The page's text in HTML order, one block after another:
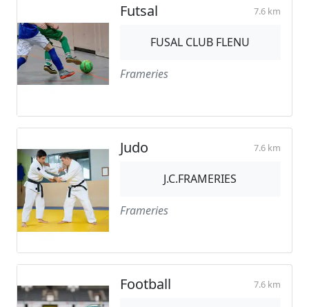
Futsal 7.6 km
FUSAL CLUB FLENU
Frameries
Judo 7.6 km
J.C.FRAMERIES
Frameries
Football 7.6 km